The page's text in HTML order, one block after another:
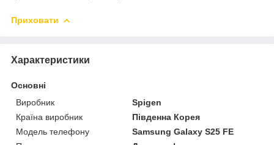
Приховати
Характеристики
Основні
Виробник
Spigen
Країна виробник
Південна Корея
Модель телефону
Samsung Galaxy S25 FE